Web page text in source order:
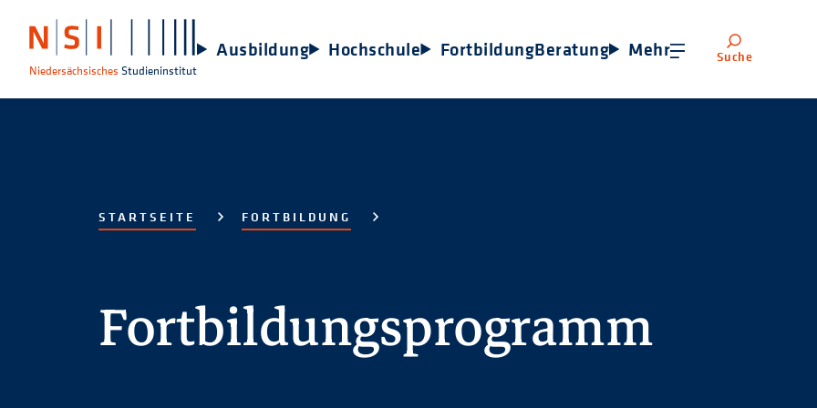
Niedersächsisches Studieninstitut
Ausbildung Hochschule FortbildungBeratung Mehr Suche
STARTSEITE FORTBILDUNG
Fortbildungsprogramm